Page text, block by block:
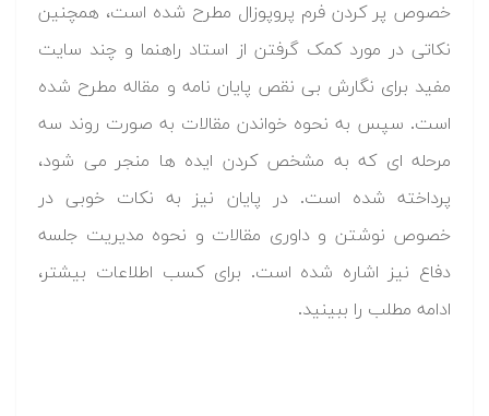
خصوص پر کردن فرم پروپوزال مطرح شده است، همچنین
نکاتی در مورد کمک گرفتن از استاد راهنما و چند سایت
مفید برای نگارش بی نقص پایان نامه و مقاله مطرح شده
است. سپس به نحوه خواندن مقالات به صورت روند سه
مرحله ای که به مشخص کردن ایده ها منجر می شود،
پرداخته شده است. در پایان نیز به نکات خوبی در
خصوص نوشتن و داوری مقالات و نحوه مدیریت جلسه
دفاع نیز اشاره شده است. برای کسب اطلاعات بیشتر،
ادامه مطلب را ببینید.